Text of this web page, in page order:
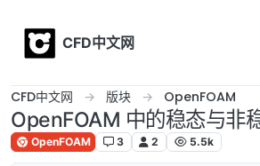
CFD中文网
CFD中文网 版块 OpenFOAM
OpenFOAM 中的稳态与非
OpenFOAM 3 2 5.5k